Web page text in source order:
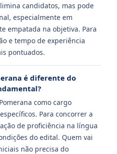
candidatos, mas pode
especialmente em
empatada na objetiva. Para
e tempo de experiência
pontuados.
é diferente do
como cargo
Para concorrer a
de proficiência na língua
do edital. Quem vai
não precisa do